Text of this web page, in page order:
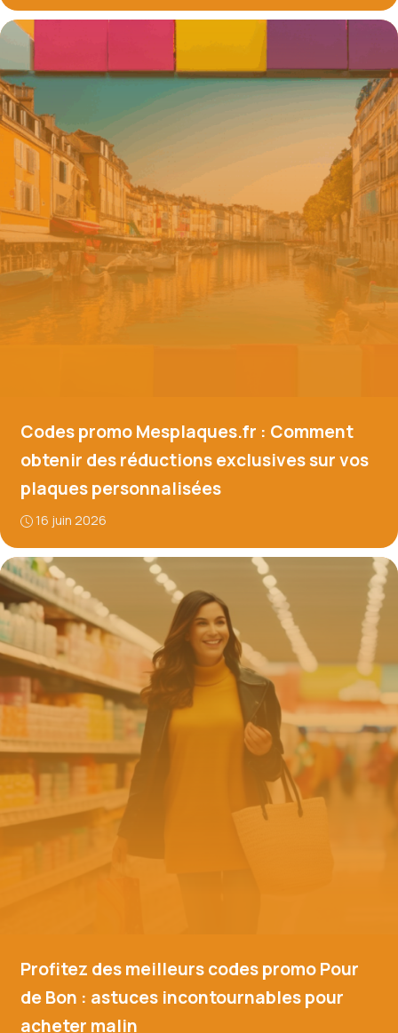
Codes promo Mesplaques.fr : Comment
obtenir des réductions exclusives sur vos
plaques personnalisées
16 juin 2026
Profitez des meilleurs codes promo Pour
de Bon : astuces incontournables pour
acheter malin